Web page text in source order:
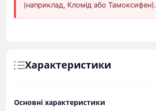
(наприклад, Кломід або Тамоксифен).
Характеристики
Основні характеристики